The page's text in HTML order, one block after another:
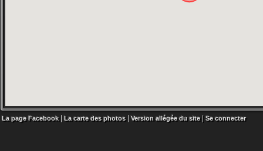
La page Facebook| La carte des photos |Version allégée du site| Se connecter